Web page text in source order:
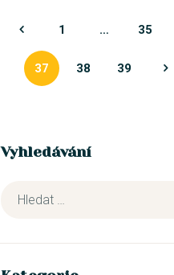
1 … 35
37 38 39
>
Vyhledávání